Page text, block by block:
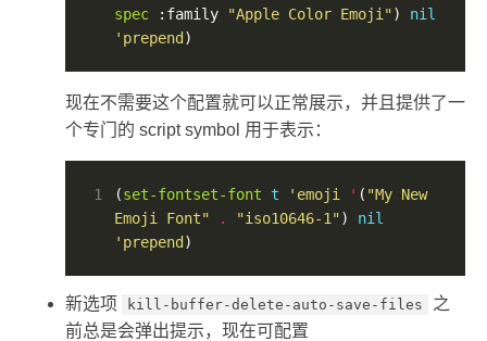
spec :family "Apple Color Emoji") nil
'prepend )
现在不需要这个配置就可以正常展示，并且提供了一
个专门的 script symbol 用于表示：
1 (set-fontset-font t 'emoji ' ( "My New
Emoji Font"
. "iso10646-1") nil
'prepend )
新选项 kill-buffer-delete-auto-save-files
之
前总是会弹出提示，现在可配置